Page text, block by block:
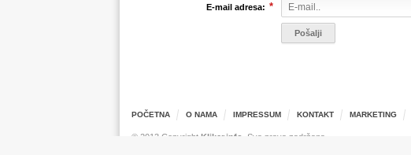
E-mail adresa: *
POČETNA O NAMA IMPRESSUM KONTAKT MARKETING
© 2013 Copyright Kliker.info . Sva prava zadržana.